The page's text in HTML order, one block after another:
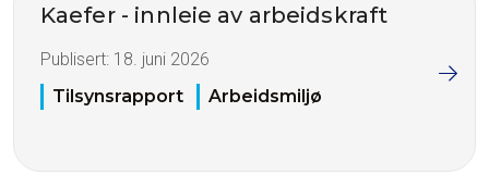
Kaefer - innleie av arbeidskraft
Publisert: 18. juni 2026
Tilsynsrapport
Arbeidsmiljø